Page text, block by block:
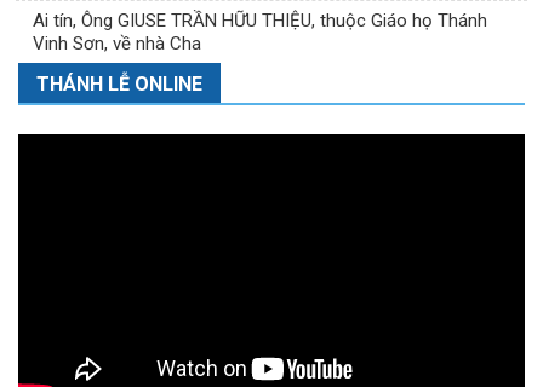
Ai tín, Ông GIUSE TRẦN HỮU THIỆU, thuộc Giáo họ Thánh
Vinh Sơn, về nhà Cha
THÁNH LỄ ONLINE